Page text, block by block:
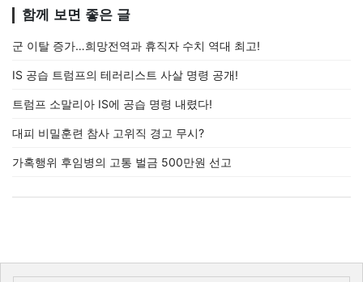
함께 보면 좋은 글
군 이탈 증가…희망전역과 휴직자 수치 역대 최고!
IS 공습 트럼프의 테러리스트 사살 명령 공개!
트럼프 소말리아 IS에 공습 명령 내렸다!
대피 비밀훈련 참사 고위직 경고 무시?
가혹행위 후임병의 고통 벌금 500만원 선고